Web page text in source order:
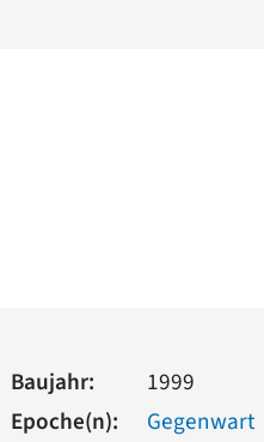
Baujahr:
1999
Epoche(n):
Gegenwart